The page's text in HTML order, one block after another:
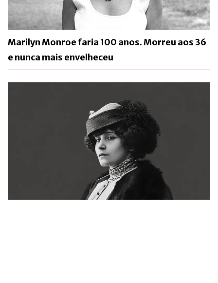
Marilyn Monroe faria 100 anos. Morreu aos 36
e nunca mais envelheceu